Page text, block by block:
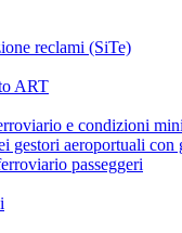
reclami (SiTe)
ART
e condizioni
gestori aeroportuali con
passeggeri